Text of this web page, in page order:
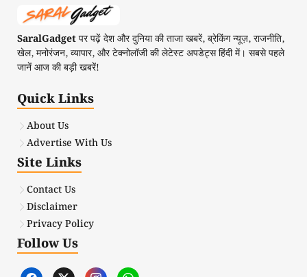
SaralGadgetपर पढ़ें देश और दुनिया की ताजा खबरें, ब्रेकिंग न्यूज़, राजनीति,
खेल, मनोरंजन, व्यापार, और टेक्नोलॉजी की लेटेस्ट अपडेट्स हिंदी में। सबसे पहले
जानें आज की बड़ी खबरें!
Quick Links
About Us
Advertise With Us
Site Links
Contact Us
Disclaimer
Privacy Policy
Follow Us